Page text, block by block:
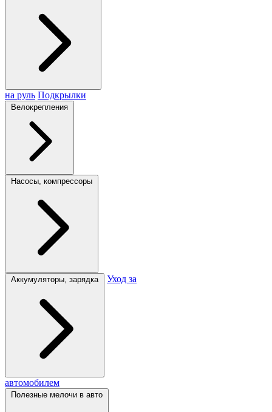
на руль Подкрылки
Велокрепления
Насосы, компрессоры
Аккумуляторы, зарядка Уход за
автомобилем
Полезные мелочи в авто